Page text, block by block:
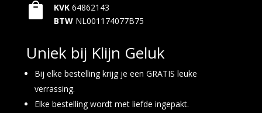
 KVK 64862143
BTW NL001174077B75
Uniek bij Klijn Geluk
Bij elke bestelling krijg je een GRATIS leuke
verrassing.
Elke bestelling wordt met liefde ingepakt.